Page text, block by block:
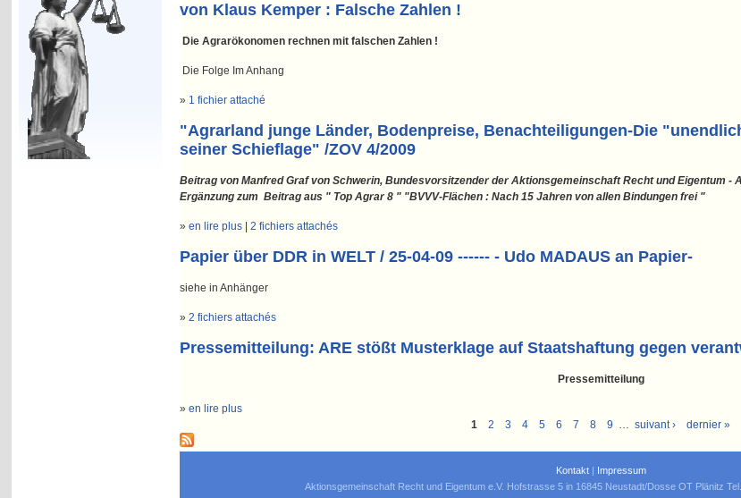
von Klaus Kemper : Falsche Zahlen !
Die Agrarökonomen rechnen mit falschen Zahlen !
Die Folge Im Anhang
» 1 fichier attaché
"Agrarland junge Länder, Bodenpreise, Benachteiligungen-Die
seiner Schieflage" /ZOV 4/2009
Beitrag von Manfred Graf von Schwerin, Bundesvorsitzender der Aktionsgemeinschaft Recht und Eigentum -
Ergänzung zum Beitrag aus " Top Agrar 8 " "BVVV-Flächen : Nach 15 Jahren von allen Bindungen frei "
»en lire plus |2 fichiers attachés
Papier über DDR in WELT / 25-04-09 ------ - Udo MADAUS an Papier-
siehe in Anhänger
»2 fichiers attachés
Pressemitteilung: ARE stößt Musterklage auf Staatshaftung gegen
Pressemitteilung
»en lire plus
1
2 3 4 5 6 7 8 9 … suivant › dernier »
Kontakt| Impressum
Aktionsgemeinschaft Recht und Eigentum e.V. Hofstrasse 5 in 16845 Neustadt/Dosse OT Plänitz